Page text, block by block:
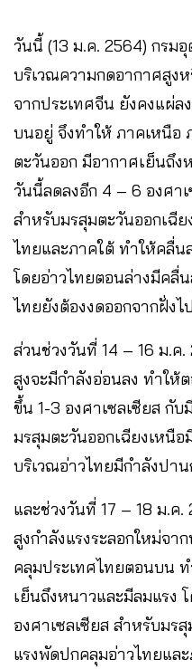
วันนี้ (13 ม.ค. 2564) กรม
บริเวณความกดอากาศสูง
จากประเทศจีน ยังคงแผ่
บนอยู่ จึงทำให้ ภาคเหนือ
ตะวันออก มีอากาศเย็นถึ
วันนี้ลดลงอีก 4 – 6 องศา
สำหรับมรสุมตะวันออกเฉี
ไทยและภาคใต้ ทำให้คลื่น
โดยอ่าวไทยตอนล่างมีคลื่น
ไทยยังต้องงดออกจากฝั่งไ
ส่วนช่วงวันที่ 14 – 16 ม.ค
สูงจะมีกำลังอ่อนลง ทำใ
ขึ้น 1-3 องศาเซลเซียส กั
มรสุมตะวันออกเฉียงเหนื
บริเวณอ่าวไทยมีกำลังปาน
และช่วงวันที่ 17 – 18 ม.ค
สูงกำลังแรงระลอกใหม่จา
คลุมประเทศไทยตอนบน
เย็นถึงหนาวและมีลมแรง
องศาเซลเซียส สำหรับมร
แรงพัดปกคลุมอ่าวไทยแล